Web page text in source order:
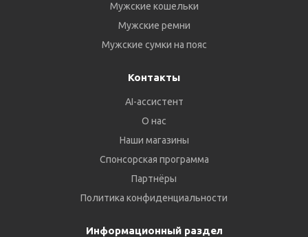
Мужские кошельки
Мужские ремни
Мужские сумки на пояс
Контакты
AI-ассистент
О нас
Наши магазины
Спонсорская программа
Партнёры
Политика конфиденциальности
Информационный раздел